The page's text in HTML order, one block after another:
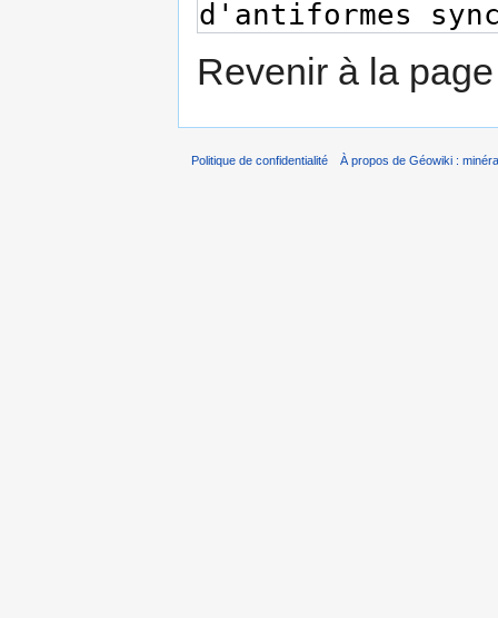
Revenir à la
Politique de confidentialité À propos de Géowiki :